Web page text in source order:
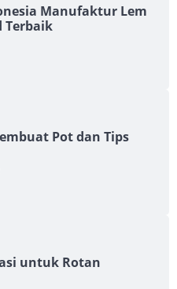
Manufaktur Lem
Terbaik
Pot dan Tips
untuk Rotan